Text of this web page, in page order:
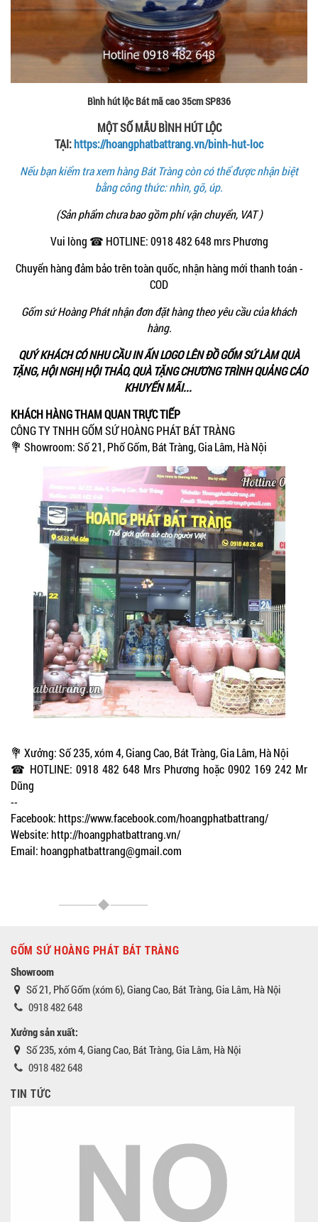
Bình hút lộc Bát mã cao 35cm SP836
MỘT SỐ MẪU BÌNH HÚT LỘC
TẠI:https://hoangphatbattrang.vn/binh-hut-loc
Nếu bạn kiểm tra xem hàng Bát Tràng còn có thể được nhận biệt
bằng công thức: nhìn, gõ, úp.
(Sản phẩm chưa bao gồm phí vận chuyển, VAT )
Vui lòng ☎ HOTLINE: 0918 482 648 mrs Phương
Chuyển hàng đảm bảo trên toàn quốc, nhận hàng mới thanh toán -
COD
Gốm sứ Hoàng Phát nhận đơn đặt hàng theo yêu cầu của khách
hàng.
QUÝ KHÁCH CÓ NHU CẦU IN ẤN LOGO LÊN ĐỒ GỐM SỨ LÀM QUÀ
TẶNG, HỘI NGHỊ HỘI THẢO, QUÀ TẶNG CHƯƠNG TRÌNH QUẢNG CÁO
KHUYẾN MÃI...
KHÁCH HÀNG THAM QUAN TRỰC TIẾP
CÔNG TY TNHH GỐM SỨ HOÀNG PHÁT BÁT TRÀNG
💐 Showroom: Số 21, Phố Gốm, Bát Tràng, Gia Lâm, Hà Nội
💐 Xưởng: Số 235, xóm 4, Giang Cao, Bát Tràng, Gia Lâm, Hà Nội
☎ HOTLINE: 0918 482 648 Mrs Phương hoặc 0902 169 242 Mr
Dũng
--
Facebook: https://www.facebook.com/hoangphatbattrang/
Website: http://hoangphatbattrang.vn/
Email: hoangphatbattrang@gmail.com
GỐM SỨ HOÀNG PHÁT BÁT TRÀNG
Showroom
Số 21, Phố Gốm (xóm 6), Giang Cao, Bát Tràng, Gia Lâm, Hà Nội
0918 482 648
Xưởng sản xuất:
Số 235, xóm 4, Giang Cao, Bát Tràng, Gia Lâm, Hà Nội
0918 482 648
TIN TỨC